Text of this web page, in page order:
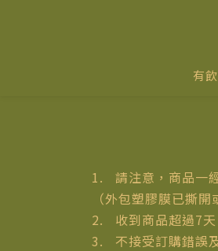
有
1. 請注意，商品一
（外包塑膠膜已撕
2. 收到商品超過7天
3. 不接受訂購錯誤